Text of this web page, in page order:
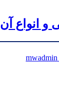
و انواع آن